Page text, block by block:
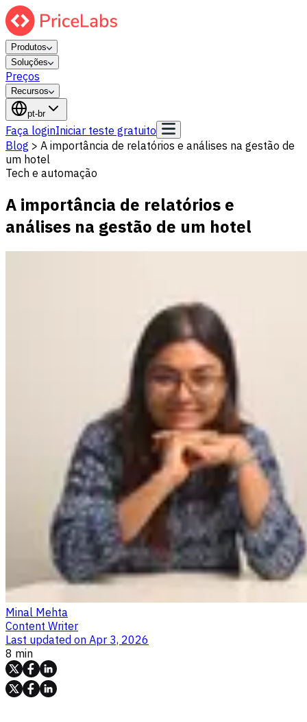
Produtos
Soluções
Preços
Recursos
pt-br
Faça loginIniciar teste gratuito
Blog > A importância de relatórios e análises na gestão de
um hotel
Tech e automação
A importância de relatórios e
análises na gestão de um hotel
Minal Mehta
Content Writer
Last updated on Apr 3, 2026
8 min